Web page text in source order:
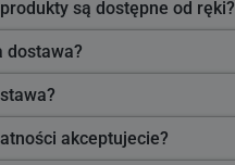
są dostępne od ręki?
dostawa?
akceptujecie?